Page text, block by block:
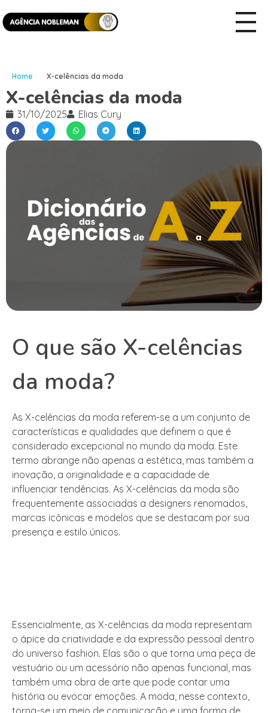
Home X-celências da moda
X-celências da moda
31/10/2025 Elias Cury
O que são X-celências
da moda?
As X-celências da moda referem-se a um conjunto de
características e qualidades que definem o que é
considerado excepcional no mundo da moda. Este
termo abrange não apenas a estética, mas também a
inovação, a originalidade e a capacidade de
influenciar tendências. As X-celências da moda são
frequentemente associadas a designers renomados,
marcas icônicas e modelos que se destacam por sua
presença e estilo únicos.
Essencialmente, as X-celências da moda representam
o ápice da criatividade e da expressão pessoal dentro
do universo fashion. Elas são o que torna uma peça de
vestuário ou um acessório não apenas funcional, mas
também uma obra de arte que pode contar uma
história ou evocar emoções. A moda, nesse contexto,